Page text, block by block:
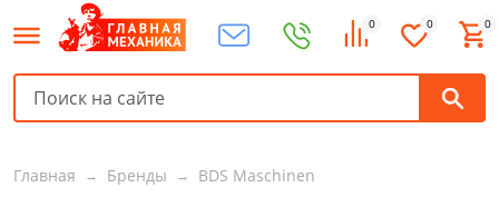
0 0 0
Главная Бренды BDS Maschinen